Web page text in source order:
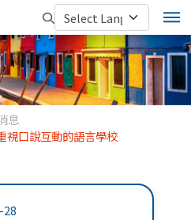
息
視口說互動的語言學校
28